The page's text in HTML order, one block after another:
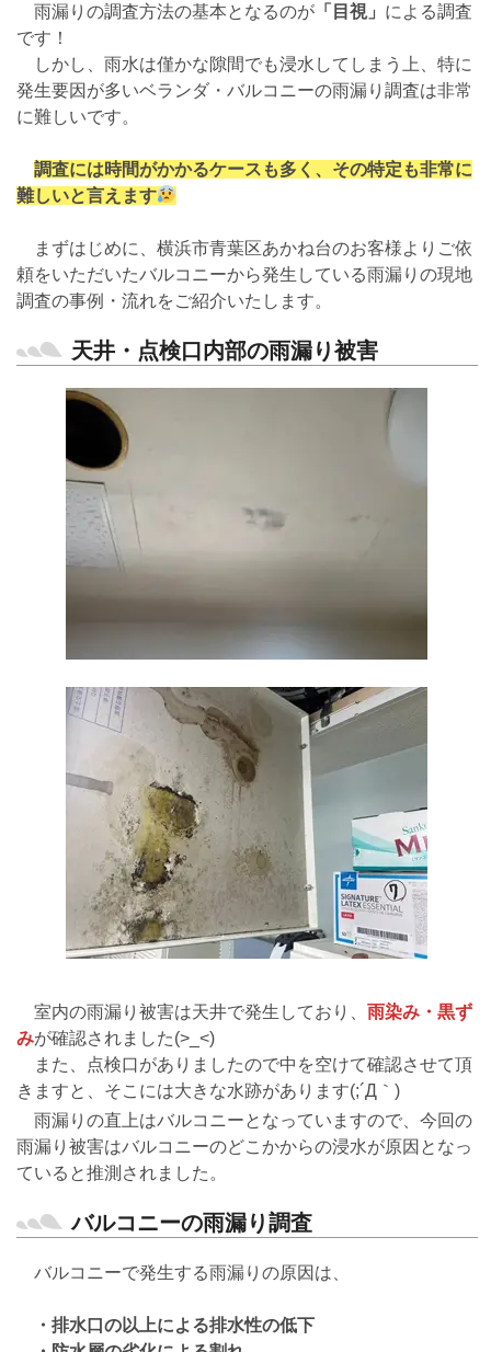
雨漏りの調査方法の基本となるのが「目視」 による調査
です！
しかし、雨水は僅かな隙間でも浸水してしまう上、特に
発生要因が多いベランダ・バルコニーの雨漏り調査は非常
に難しいです。
調査には時間がかかるケースも多く、その特定も非常に
難しいと言えます
まずはじめに、横浜市青葉区あかね台のお客様よりご依
頼をいただいたバルコニーから発生している雨漏りの現地
調査の事例・流れをご紹介いたします。
天井・点検口内部の雨漏り被害
室内の雨漏り被害は天井で発生しており、 雨染み・黒ず
みが確認されました(>_<)
また、点検口がありましたので中を空けて確認させて頂
きますと、そこには大きな水跡があります(;´Д｀)
雨漏りの直上はバルコニーとなっていますので、今回の
雨漏り被害はバルコニーのどこかからの浸水が原因となっ
ていると推測されました。
バルコニーの雨漏り調査
バルコニーで発生する雨漏りの原因は、
・排水口の以上による排水性の低下